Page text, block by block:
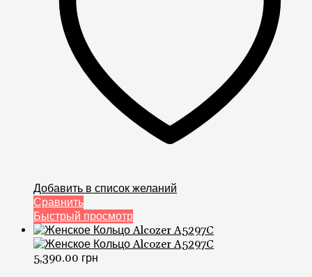
Добавить в список желаний
Сравнить
Быстрый просмотр
5,390.00 грн